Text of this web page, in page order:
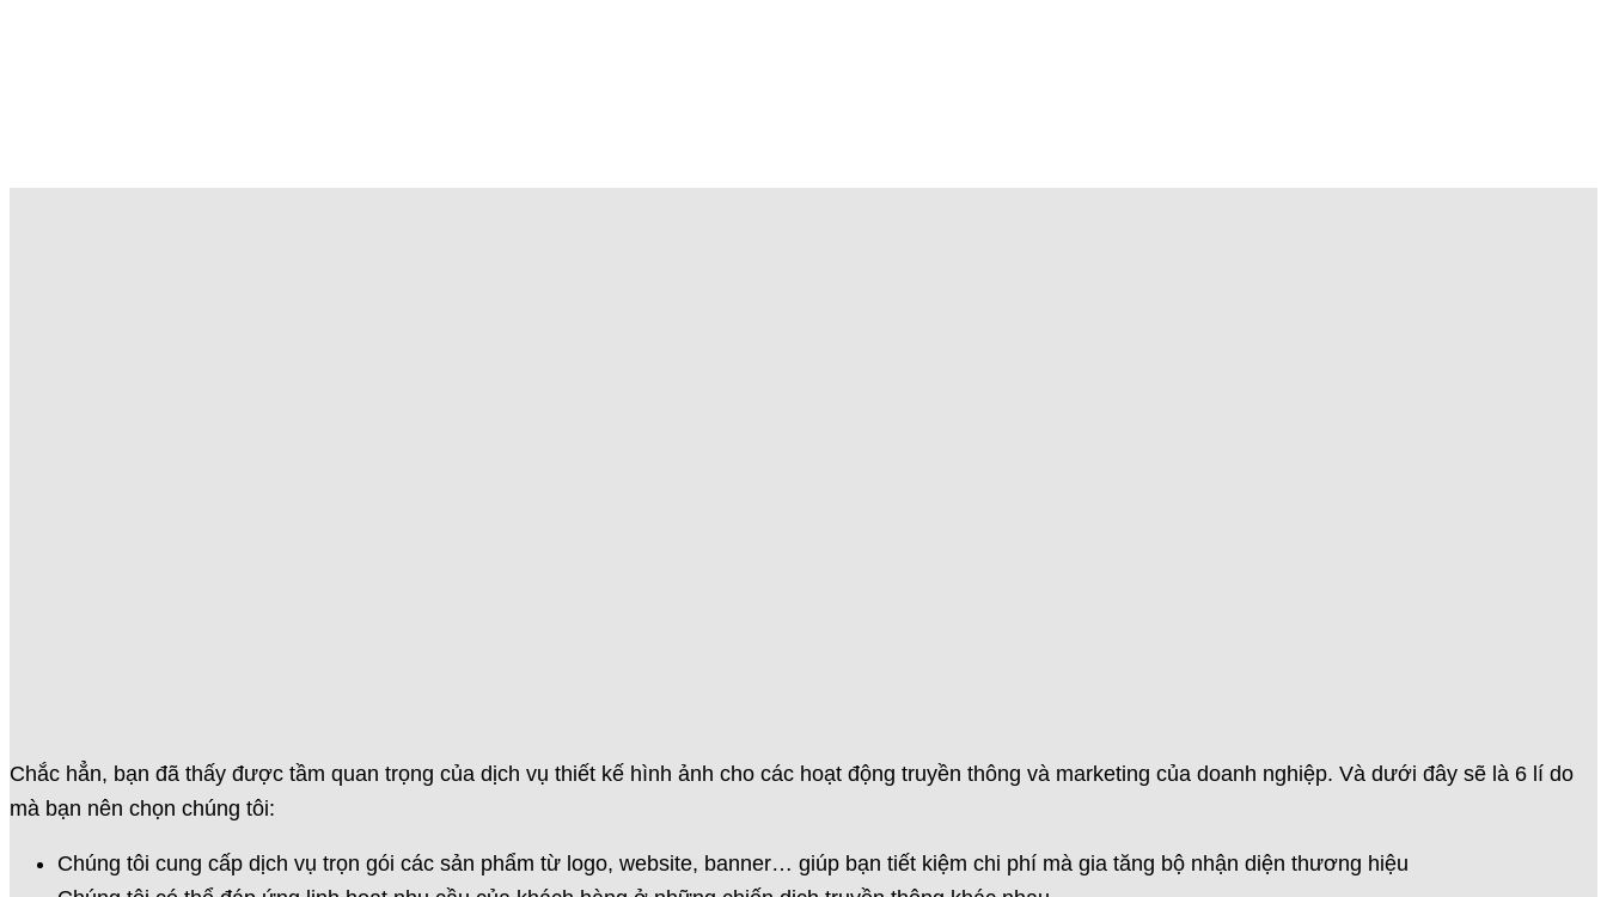
Chắc hẳn, bạn đã thấy được tầm quan trọng của dịch vụ thiết kế hình ảnh cho các hoạt động truyền thông và marketing của doanh nghiệp. Và dưới đây sẽ là 6 lí do
mà bạn nên chọn chúng tôi:
Chúng tôi cung cấp dịch vụ trọn gói các sản phẩm từ logo, website, banner… giúp bạn tiết kiệm chi phí mà gia tăng bộ nhận diện thương hiệu